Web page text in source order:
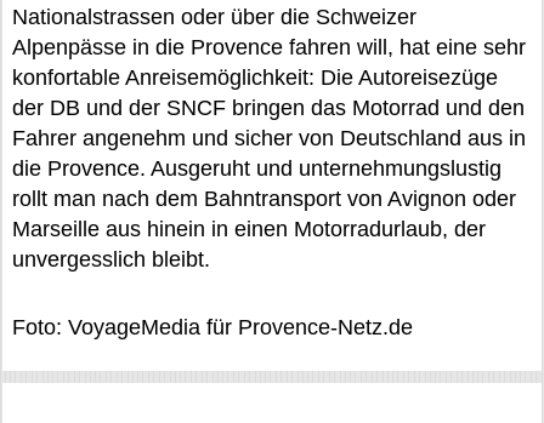
Nationalstrassen oder über die Schweizer
Alpenpässe in die Provence fahren will, hat eine sehr
konfortable Anreisemöglichkeit: Die Autoreisezüge
der DB und der SNCF bringen das Motorrad und den
Fahrer angenehm und sicher von Deutschland aus in
die Provence. Ausgeruht und unternehmungslustig
rollt man nach dem Bahntransport von Avignon oder
Marseille aus hinein in einen Motorradurlaub, der
unvergesslich bleibt.
Foto: VoyageMedia für Provence-Netz.de